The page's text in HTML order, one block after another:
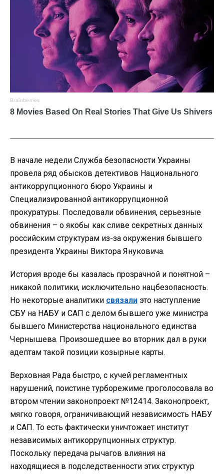
В начале недели Служба безопасности Украины
провела ряд обысков детективов Национального
антикоррупционного бюро Украины и
Специализированной антикоррупционной
прокуратуры. Последовали обвинения, серьезные
обвинения – о якобы как сливе секретных данных
российским структурам из-за окружения бывшего
президента Украины Виктора Януковича.
История вроде бы казалась прозрачной и понятной –
никакой политики, исключительно нацбезопасность.
Но некоторые аналитики связали это наступление
СБУ на НАБУ и САП с делом бывшего уже министра
бывшего Министерства национального единства
Чернышева. Произошедшее во вторник дал в руки
адептам такой позиции козырные карты.
Верховная Рада быстро, с кучей регламентных
нарушений, поистине турборежиме проголосовала во
втором чтении законопроект №12414. Законопроект,
мягко говоря, ограничивающий независимость НАБУ
и САП. То есть фактически уничтожает институт
независимых антикоррупционных структур.
Поскольку передача рычагов влияния на
находящиеся в подследственности этих структур